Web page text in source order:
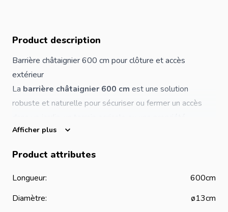
Product description
Barrière châtaignier 600 cm pourclôture et accès
extérieur
La barrière châtaignier 600 cm est une solution
robuste et naturelle pour sécuriser ou fermer un accès
extérieure. Fabriquée en bois de châtaignier, elle apporte
dans les environnements naturels.
Cette barrière est livrée avec les
permettant une installation complète et pratique.
Afficher plus
Product attributes
Longueur:
600cm
Diamètre:
ø13cm